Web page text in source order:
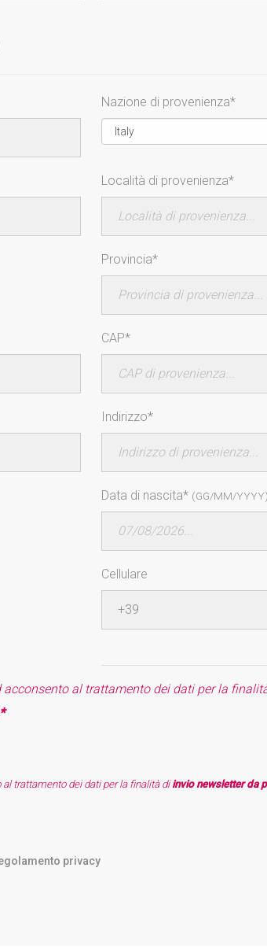
Nazione di provenienza*
Località di provenienza*
Provincia*
CAP*
Indirizzo*
Data di nascita* (GG/MM/
Cellulare
al trattamento dei dati per la
trattamento dei dati per la finalità diinvio newsletter da
privacy